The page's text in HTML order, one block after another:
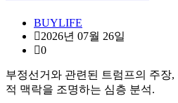
BUYLIFE
2026년 07월 26일
0
부정선거와 관련된 트럼프의 주장,
적 맥락을 조명하는 심층 분석.